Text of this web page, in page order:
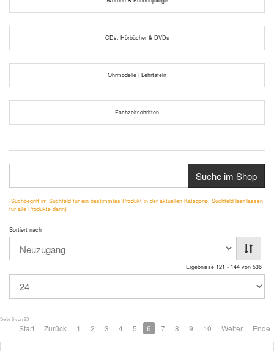
CDs, Hörbücher & DVDs
Ohrmodelle | Lehrtafeln
Fachzeitschriften
Suche im Shop
(Suchbegriff im Suchfeld für ein bestimmtes Produkt in der aktuellen Kategorie, Suchfeld leer lassen
für alle Produkte darin)
Sortiert nach
Ergebnisse 121 - 144 von 536
Seite 6 von 23
Start Zurück 1 2 3 4 5 6 7 8 9 10 Weiter Ende